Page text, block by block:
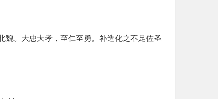
魏。大忠大孝，至仁至勇。补造化之不足佐圣